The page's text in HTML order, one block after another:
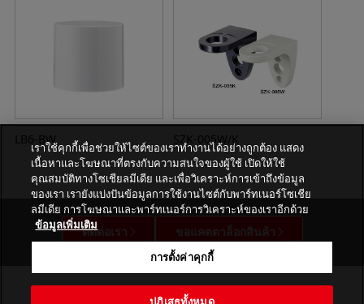
LB6-BW SZK-005W/K
ติดต่อเรา ขอแคตตาล็อกสินค้า
เราใช้คุกกี้เพื่อช่วยให้ไซต์ของเราทำงานได้อย่างถูกต้อง แสดง
เนื้อหาและโฆษณาที่ตรงกับความสนใจของผู้ใช้ เปิดให้ใช้
คุณสมบัติทางโซเชียลมีเดีย และเพื่อวิเคราะห์การเข้าถึงข้อมูล
ของเรา เรายังแบ่งปันข้อมูลการใช้งานไซต์กับพาร์ทเนอร์โซเชีย
ลมีเดีย การโฆษณาและพาร์ทเนอร์การวิเคราะห์ของเราอีกด้วย
ข้อมูลเพิ่มเติม
การตั้งค่าคุกกี้